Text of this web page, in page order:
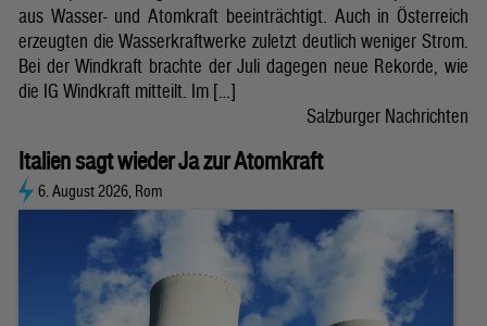
aus Wasser- und Atomkraft beeinträchtigt. Auch in Österreich
erzeugten die Wasserkraftwerke zuletzt deutlich weniger Strom.
Bei der Windkraft brachte der Juli dagegen neue Rekorde, wie
die IG Windkraft mitteilt. Im […]
Salzburger Nachrichten
Italien sagt wieder Ja zur Atomkraft
6. August 2026, Rom